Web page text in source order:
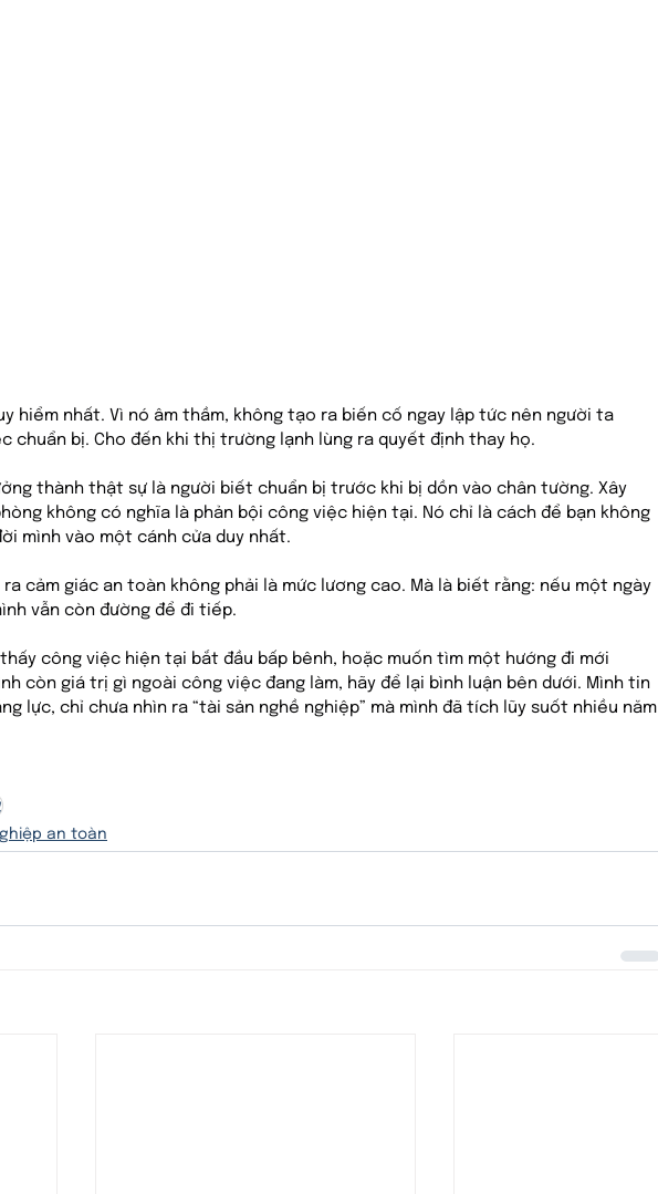
hiểm nhất. Vì nó âm thầm, không tạo ra biến cố ngay lập tức nên người ta
chuẩn bị. Cho đến khi thị trường lạnh lùng ra quyết định thay họ.
thành thật sự là người biết chuẩn bị trước khi bị dồn vào chân tường. Xây
không có nghĩa là phản bội công việc hiện tại. Nó chỉ là cách để bạn không
mình vào một cánh cửa duy nhất.
ra cảm giác an toàn không phải là mức lương cao. Mà là biết rằng: nếu một ngày
vẫn còn đường để đi tiếp.
thấy công việc hiện tại bắt đầu bấp bênh, hoặc muốn tìm một hướng đi mới
còn giá trị gì ngoài công việc đang làm, hãy để lại bình luận bên dưới. Mình tin
lực, chỉ chưa nhìn ra “tài sản nghề nghiệp” mà mình đã tích lũy suốt nhiều năm
an toàn